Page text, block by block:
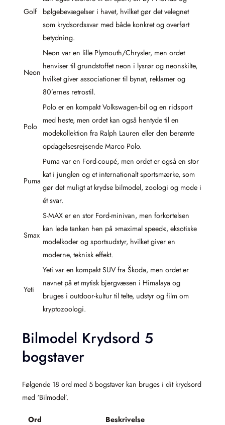
Golf
bølgebevægelser i havet, hvilket gør det velegnet
som krydsordssvar med både konkret og overført
betydning.
Neon
Neon var en lille Plymouth/Chrysler, men ordet
henviser til grundstoffet neon i lysrør og neonskilte,
hvilket giver associationer til bynat, reklamer og
80’ernes retrostil.
Polo
Polo er en kompakt Volkswagen-bil og en ridsport
med heste, men ordet kan også hentyde til en
modekollektion fra Ralph Lauren eller den berømte
opdagelsesrejsende Marco Polo.
Puma
Puma var en Ford-coupé, men ordet er også en stor
kat i junglen og et internationalt sportsmærke, som
gør det muligt at krydse bilmodel, zoologi og mode i
ét svar.
Smax
S-MAX er en stor Ford-minivan, men forkortelsen
kan lede tanken hen på »maximal speed«, eksotiske
modelkoder og sportsudstyr, hvilket giver en
moderne, teknisk effekt.
Yeti
Yeti var en kompakt SUV fra Škoda, men ordet er
navnet på et mytisk bjergvæsen i Himalaya og
bruges i outdoor-kultur til telte, udstyr og film om
kryptozoologi.
Bilmodel Krydsord 5
bogstaver
Følgende 18 ord med 5 bogstaver kan bruges i dit krydsord
med ‘Bilmodel’.
Ord Beskrivelse